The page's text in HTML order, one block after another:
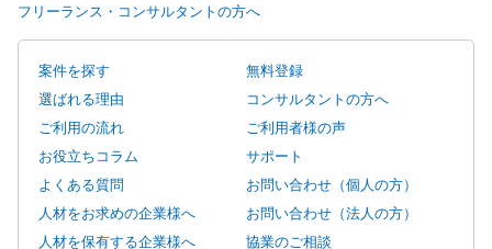
フリーランス・コンサルタントの方へ
案件を探す
無料登録
選ばれる理由
コンサルタントの方へ
ご利用の流れ
ご利用者様の声
お役立ちコラム
サポート
よくある質問
お問い合わせ（個人の方）
人材をお求めの企業様へ
お問い合わせ（法人の方）
人材を保有する企業様へ
協業のご相談